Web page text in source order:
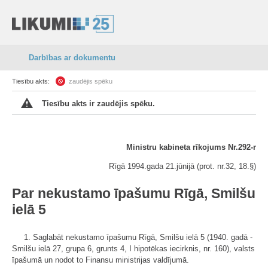
Darbības ar dokumentu
Tiesību akts: zaudējis spēku
Tiesību akts ir zaudējis spēku.
Ministru kabineta rīkojums Nr.292-r
Rīgā 1994.gada 21.jūnijā (prot. nr.32, 18.§)
Par nekustamo īpašumu Rīgā, Smilšu
ielā 5
1. Saglabāt nekustamo īpašumu Rīgā, Smilšu ielā 5 (1940. gadā -
Smilšu ielā 27, grupa 6, grunts 4, I hipotēkas iecirknis, nr. 160), valsts
īpašumā un nodot to Finansu ministrijas valdījumā.